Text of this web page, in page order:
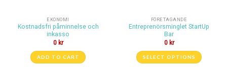
EKONOMI
Kostnadsfri påminnelse och
inkasso
0 kr
ADD TO CART
FÖRETAGANDE
Entreprenörsminglet StartUp
Bar
0 kr
SELECT OPTIONS